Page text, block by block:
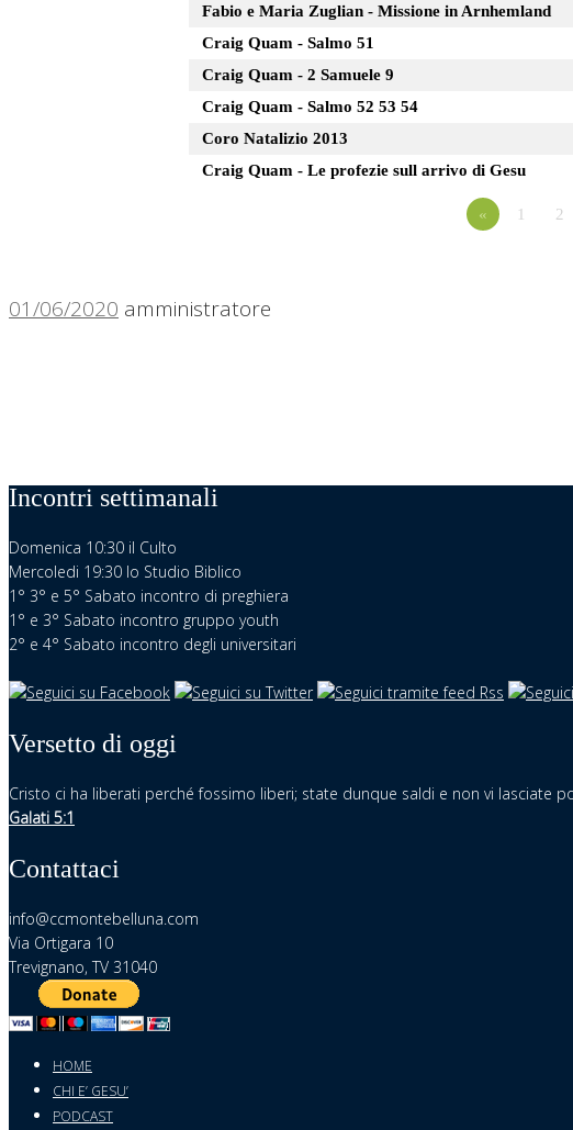
Fabio e Maria Zuglian - Missione in Arnhemland
Craig Quam - Salmo 51
Craig Quam - 2 Samuele 9
Craig Quam - Salmo 52 53 54
Coro Natalizio 2013
Craig Quam - Le profezie sull arrivo di Gesu
« 1 2
01/06/2020 amministratore
Incontri settimanali
Domenica 10:30 il Culto
Mercoledi 19:30 lo Studio Biblico
1° 3° e 5° Sabato incontro di preghiera
1° e 3° Sabato incontro gruppo youth
2° e 4° Sabato incontro degli universitari
Versetto di oggi
Cristo ci ha liberati perché fossimo liberi; state dunque saldi e non vi lasciate
Galati 5:1
Contattaci
info@ccmontebelluna.com
Via Ortigara 10
Trevignano, TV 31040
HOME
CHI E’ GESU’
PODCAST